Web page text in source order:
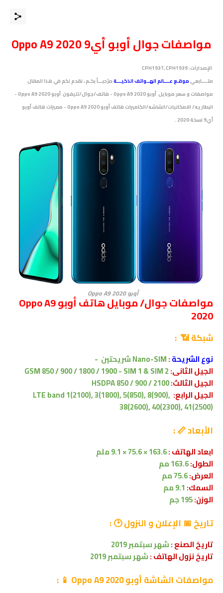
مواصفاتجوالأوبو أي9 Oppo A9 2020
الإصدارات:CPH1937, CPH1939
متــــابعيموقـع عــــالم الهــواتف الذكيـــةمرْحبـــاً بكـم ، نقدم لكم في هذا المقال
مواصفات و سعر موبايل أوبو Oppo A9 2020 - هاتف/جوال/تليفون أوبو Oppo A9 2020
-
البطاريه/ الامكانيات/الشاشه/الكاميرات هاتفأوبو Oppo A9 2020 - مميزات هاتف
أوبو
أي9 نسخة 2020
.
أوبو Oppo A9 2020
مواصفات جوال/ موبايل هاتف أوبو Oppo A9
2020
شبكة 📶 :
نوع الشريحة:
Nano-SIMشريحتين -
الجيل الثانى:GSM 850 / 900 / 1800 / 1900 - SIM 1 & SIM 2
الجيل الثالث:HSDPA 850 / 900 / 2100
الجيل الرابع: LTE band 1(2100), 3(1800), 5(850), 8(900),
38(2600), 40(2300), 41(2500)
الأبعاد 📏 :
ابعاد الهاتف :163.6 × 75.6 × 9.1 ملم
الطول:163.6 مم
العرض:
السمك: 9.1 مم
الوزن:
تاريخ📅 الإعلان و النزول 🕑:
تاريخ الصنع :شهر سبتمبر 2019
تاريخ نزول الهاتف :شهر سبتمبر 2019
مواصفاتالشاشةأوبو Oppo A9 2020 📱
: